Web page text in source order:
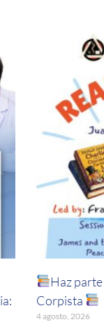
Haz
Corpista
4 agosto, 2026